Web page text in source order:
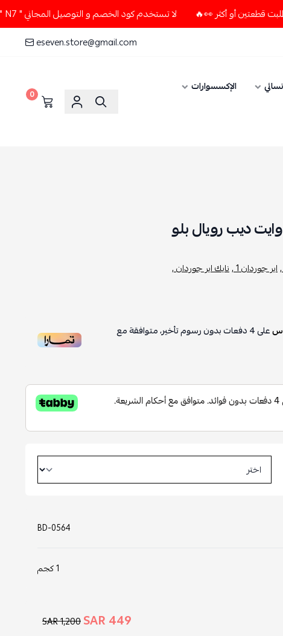
لا تستخدم كود الخصم و التوصيل المجاني " N7 " إلا إذا طلبت قطعتين أو أكثر 👀🔥
eseven.store@gmail.com
الإكسسوارات
0
اير جوردان 1 , نايك اير جوردان ,
على4دفعات بدون رسوم تأخير، متوافقة مع
BD-0564
1 كجم
449 SAR
1,200 SAR